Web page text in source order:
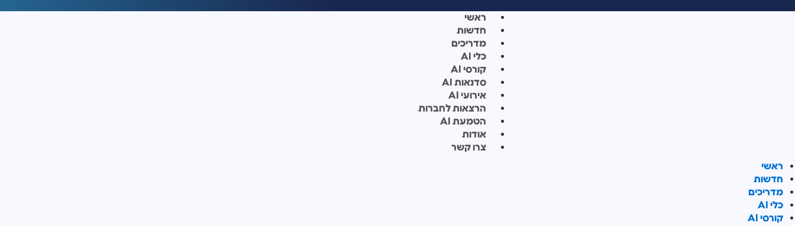
ראשי
חדשות
מדריכים
כלי AI
קורסי AI
סדנאות AI
אירועי AI
הרצאות לחברות
הטמעת AI
אודות
צרו קשר
ראשי
חדשות
מדריכים
כלי AI
קורסי AI